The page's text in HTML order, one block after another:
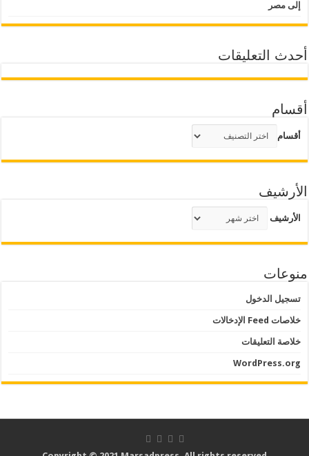
إلى مصر
أحدث التعليقات
أقسام
أقسام
الأرشيف
الأرشيف
منوعات
تسجيل الدخول
خلاصات Feed الإدخالات
خلاصة التعليقات
WordPress.org